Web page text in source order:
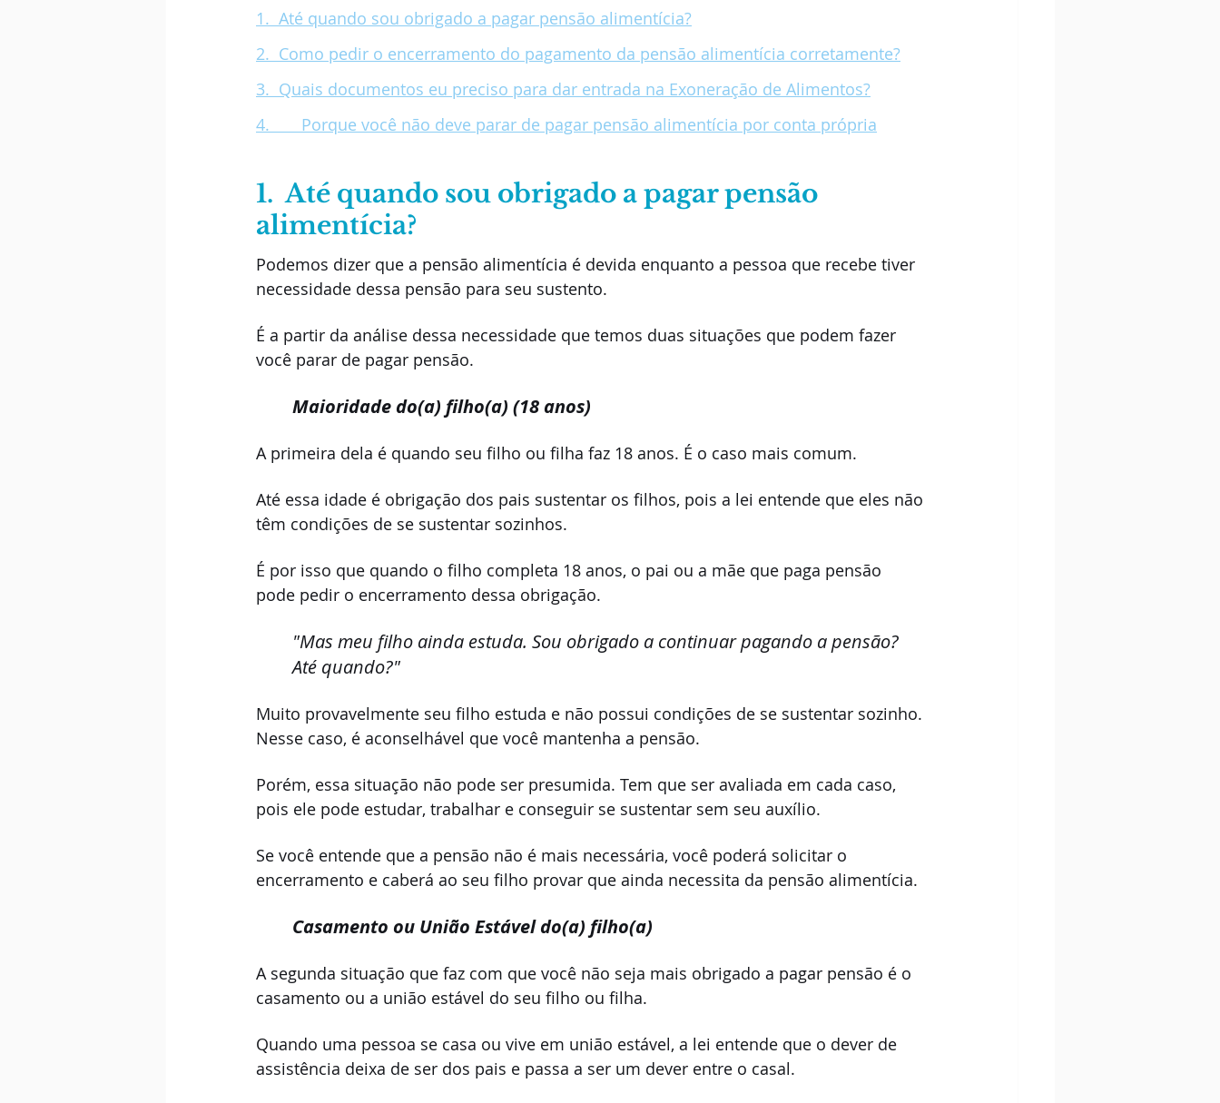
1.  Até quando sou obrigado a pagar pensão alimentícia?
2.  Como pedir o encerramento do pagamento da pensão alimentícia corretamente?
3.  Quais documentos eu preciso para dar entrada na Exoneração de Alimentos?
4.       Porque você não deve parar de pagar pensão alimentícia por conta própria
1.  Até quando sou obrigado a pagar pensão
alimentícia?
Podemos dizer que a pensão alimentícia é devida enquanto a pessoa que recebe tiver
necessidade dessa pensão para seu sustento.
É a partir da análise dessa necessidade que temos duas situações que podem fazer
você parar de pagar pensão.
Maioridade do(a) filho(a) (18 anos)
A primeira dela é quando seu filho ou filha faz 18 anos. É o caso mais comum.
Até essa idade é obrigação dos pais sustentar os filhos, pois a lei entende que eles não
têm condições de se sustentar sozinhos.
É por isso que quando o filho completa 18 anos, o pai ou a mãe que paga pensão
pode pedir o encerramento dessa obrigação.
"Mas meu filho ainda estuda. Sou obrigado a continuar pagando a pensão?
Até quando?"
Muito provavelmente seu filho estuda e não possui condições de se sustentar sozinho.
Nesse caso, é aconselhável que você mantenha a pensão.
Porém, essa situação não pode ser presumida. Tem que ser avaliada em cada caso,
pois ele pode estudar, trabalhar e conseguir se sustentar sem seu auxílio.
Se você entende que a pensão não é mais necessária, você poderá solicitar o
encerramento e caberá ao seu filho provar que ainda necessita da pensão alimentícia.
Casamento ou União Estável do(a) filho(a)
A segunda situação que faz com que você não seja mais obrigado a pagar pensão é o
casamento ou a união estável do seu filho ou filha.
Quando uma pessoa se casa ou vive em união estável, a lei entende que o dever de
assistência deixa de ser dos pais e passa a ser um dever entre o casal.